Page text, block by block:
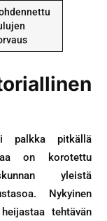
palkka pitkällä
on korotettu
yleistä
Nykyinen
tehtävän